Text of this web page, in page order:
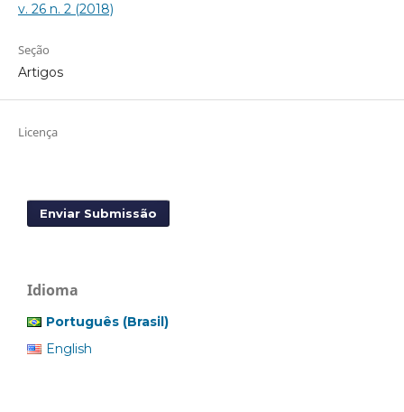
v. 26 n. 2 (2018)
Seção
Artigos
Licença
Enviar Submissão
Idioma
Português (Brasil)
English